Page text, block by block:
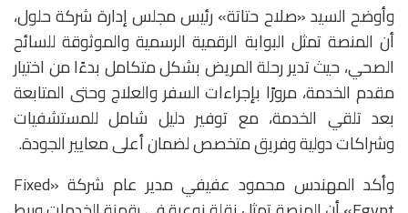
وأوضح السيد «صلاح حتاتة» رئيس مجلس إدارة شركة حلول،
أن المنصة تمثل البوابة الرقمية الرسمية والموثوقة للسائح
الصحي، حيث تدير رحلة المريض بشكل متكامل بدءًا من اختيار
مقدم الخدمة، مرورًا بإجراءات السفر والعلاج وحتى المتابعة
بعد تلقي الخدمة، مع توفير دليل شامل للمستشفيات
وشراكات دولية وفريق متخصص لضمان أعلى معايير الجودة.
وأكد المهندس محمود عفيفي مدير عام شركة «Fixed